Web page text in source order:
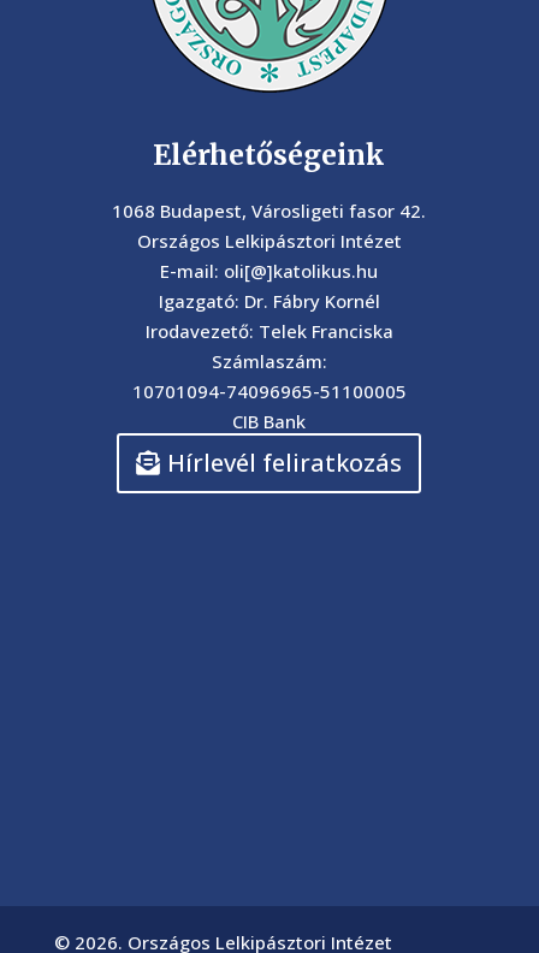
Elérhetőségeink
1068 Budapest, Városligeti fasor 42.
Országos Lelkipásztori Intézet
E-mail: oli[@]katolikus.hu
Igazgató: Dr. Fábry Kornél
Irodavezető: Telek Franciska
Számlaszám:
10701094-74096965-51100005
CIB Bank
Hírlevél feliratkozás
© 2026. Országos Lelkipásztori Intézet